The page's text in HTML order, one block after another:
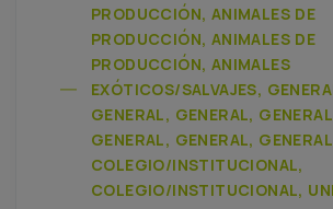
PRODUCCIÓN, ANIMALES DE
PRODUCCIÓN, ANIMALES DE
PRODUCCIÓN, ANIMALES
EXÓTICOS/SALVAJES,
GENERAL, GENERAL,
GENERAL, GENERAL,
COLEGIO/INSTITUCIONAL,
COLEGIO/INSTITUCIONAL,